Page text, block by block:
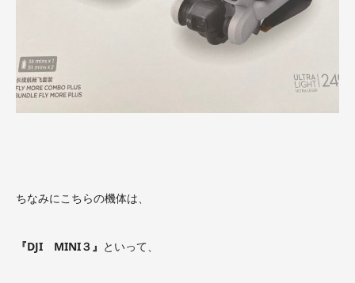
ちなみにこちらの機体は、
『DJI MINI３』 といって、